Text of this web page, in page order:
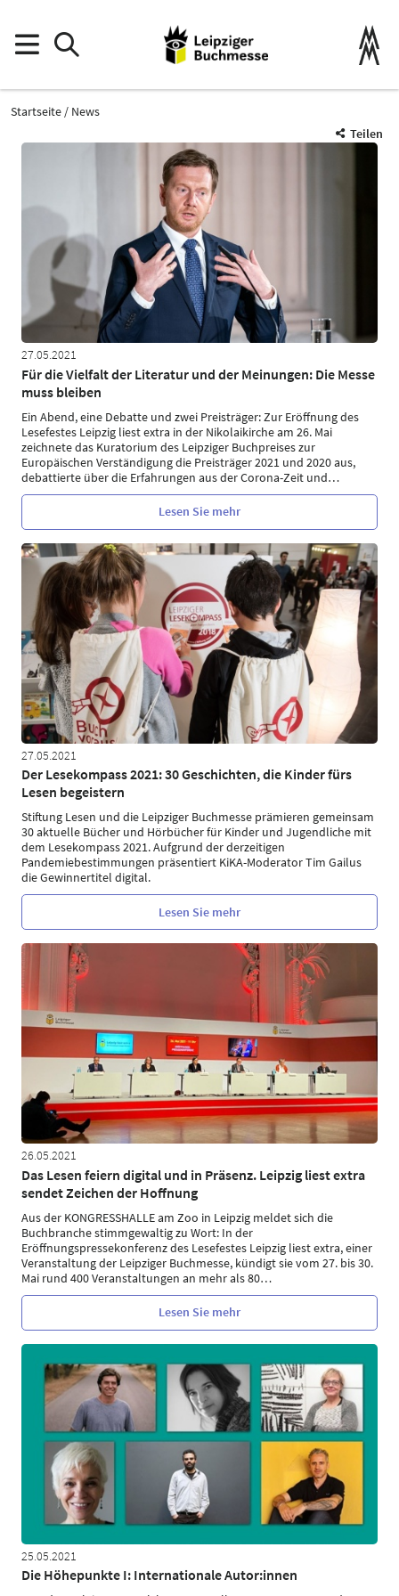
Startseite
News
Teilen
27.05.2021
Für die Vielfalt der Literatur und der Meinungen: Die Messe
muss bleiben
Ein Abend, eine Debatte und zwei Preisträger: Zur Eröffnung des
Lesefestes Leipzig liest extra in der Nikolaikirche am 26. Mai
zeichnete das Kuratorium des Leipziger Buchpreises zur
Europäischen Verständigung die Preisträger 2021 und 2020 aus,
debattierte über die Erfahrungen aus der Corona-Zeit und…
Lesen Sie mehr
27.05.2021
Der Lesekompass 2021: 30 Geschichten, die Kinder fürs
Lesen begeistern
Stiftung Lesen und die Leipziger Buchmesse prämieren gemeinsam
30 aktuelle Bücher und Hörbücher für Kinder und Jugendliche mit
dem Lesekompass 2021. Aufgrund der derzeitigen
Pandemiebestimmungen präsentiert KiKA-Moderator Tim Gailus
die Gewinnertitel digital.
Lesen Sie mehr
26.05.2021
Das Lesen feiern digital und in Präsenz. Leipzig liest extra
sendet Zeichen der Hoffnung
Aus der KONGRESSHALLE am Zoo in Leipzig meldet sich die
Buchbranche stimmgewaltig zu Wort: In der
Eröffnungspressekonferenz des Lesefestes Leipzig liest extra, einer
Veranstaltung der Leipziger Buchmesse, kündigt sie vom 27. bis 30.
Mai rund 400 Veranstaltungen an mehr als 80…
Lesen Sie mehr
25.05.2021
Die Höhepunkte I: Internationale Autor:innen